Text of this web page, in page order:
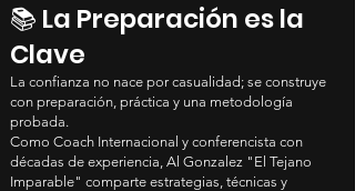
📚 La Preparación es la
Clave
La confianza no nace por casualidad; se construye
con preparación, práctica y una metodología
probada.
Como Coach Internacional y conferencista con
décadas de experiencia, Al Gonzalez "El Tejano
Imparable" comparte estrategias, técnicas y